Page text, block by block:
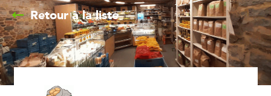
Retour à la liste